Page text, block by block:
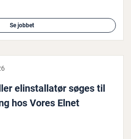
Se jobbet
el­in­stal­la­tør søges til
hos Vores Elnet